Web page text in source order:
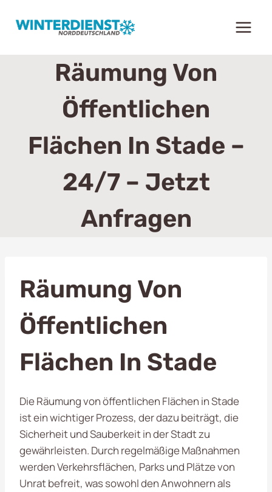
Inhalt
Räumung Von
Öffentlichen
Flächen In Stade –
24/7 – Jetzt
Anfragen
Räumung Von
Öffentlichen
Flächen In Stade
Die Räumung von öffentlichen Flächen in Stade
ist ein wichtiger Prozess, der dazu beiträgt, die
Sicherheit und Sauberkeit in der Stadt zu
gewährleisten. Durch regelmäßige Maßnahmen
werden Verkehrsflächen, Parks und Plätze von
Unrat befreit, was sowohl den Anwohnern als